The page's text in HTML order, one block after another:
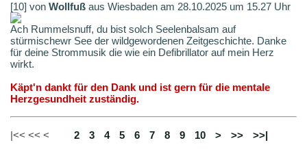
[10] von Wollfuß aus Wiesbaden am 28.10.2025 um 15.27 Uhr
Ach Rummelsnuff, du bist solch Seelenbalsam auf
stürmischewr See der wildgewordenen Zeitgeschichte. Danke
für deine Strommusik die wie ein Defibrillator auf mein Herz
wirkt.
Käpt'n dankt für den Dank und ist gern für die mentale
Herzgesundheit zuständig.
|<< << < 2 3 4 5 6 7 8 9 10 > >> >>|